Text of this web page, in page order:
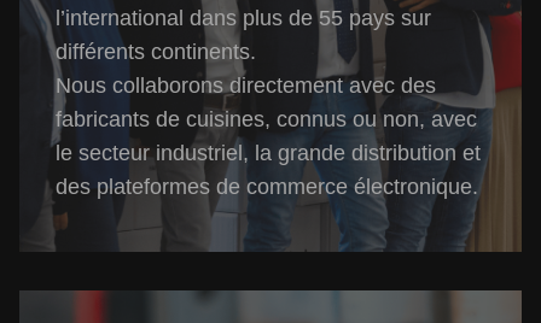
l’international dans plus de 55 pays sur
différents continents.
Nous collaborons directement avec des
fabricants de cuisines, connus ou non, avec
le secteur industriel, la grande distribution et
des plateformes de commerce électronique.